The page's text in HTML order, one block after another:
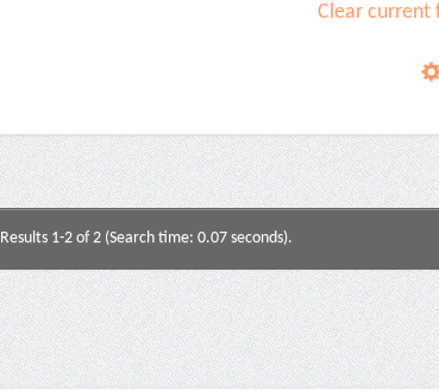
Clear current
Results 1-2 of 2 (Search time: 0.07 seconds).